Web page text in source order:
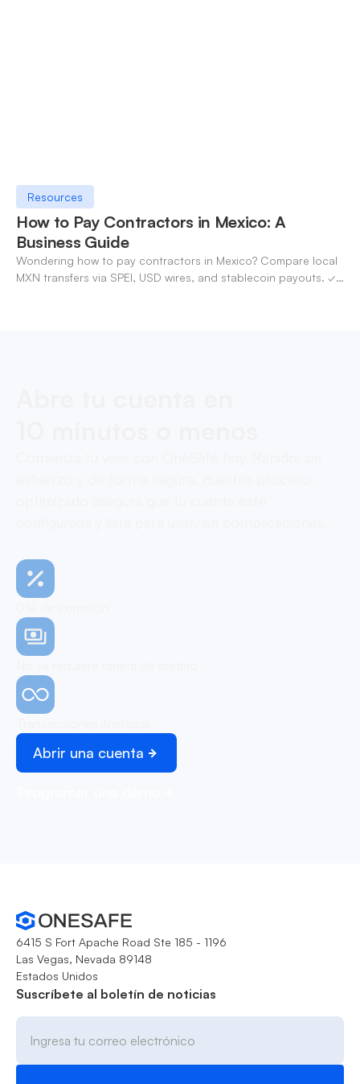
Resources
How to Pay Contractors in Mexico: A
Business Guide
Wondering how to pay contractors in Mexico? Compare local
MXN transfers via SPEI, USD wires, and stablecoin payouts. ✓
Abrir una cuenta
6415 S Fort Apache Road Ste 185 - 1196
Las Vegas, Nevada 89148
Estados Unidos
Suscríbete al boletín de noticias